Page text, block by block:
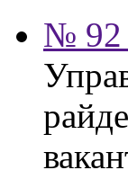
№ 92